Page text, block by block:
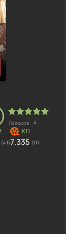
Голосов: 4
(41)7.335 (11)